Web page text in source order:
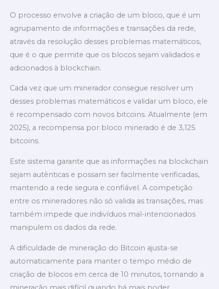
O processo envolve a criação de um bloco, que é um
agrupamento de informações e transações da rede,
através da resolução desses problemas matemáticos,
que é o que permite que os blocos sejam validados e
adicionados à blockchain.
Cada vez que um minerador consegue resolver um
desses problemas matemáticos e validar um bloco, ele
é recompensado com novos bitcoins. Atualmente (em
2025), a recompensa por bloco minerado é de 3,125
bitcoins.
Este sistema garante que as informações na blockchain
sejam autênticas e possam ser facilmente verificadas,
mantendo a rede segura e confiável. A competição
entre os mineradores não só valida as transações, mas
também impede que indivíduos mal-intencionados
manipulem os dados da rede.
A dificuldade de mineração do Bitcoin ajusta-se
automaticamente para manter o tempo médio de
criação de blocos em cerca de 10 minutos, tornando a